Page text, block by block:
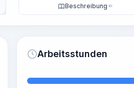
Beschreibung KI
Arbeitsstunden